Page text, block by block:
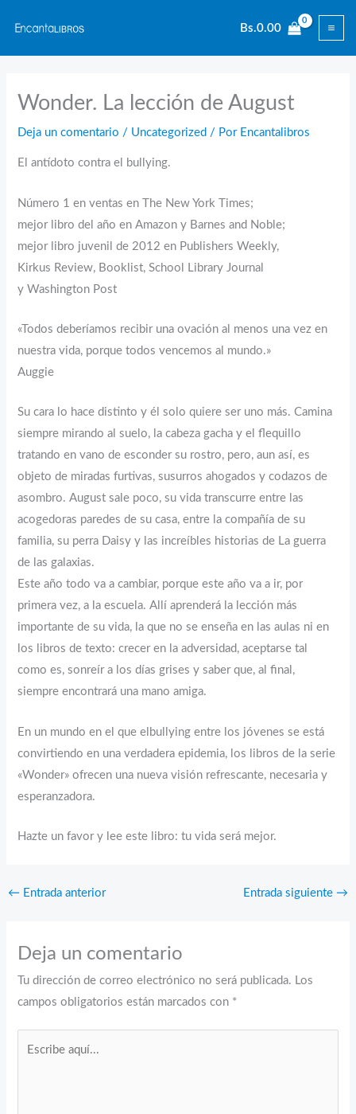
contenido
Bs.0.00
Wonder. La lección de August
Deja un comentario / Uncategorized / Por Encantalibros
El antídoto contra el bullying.
Número 1 en ventas en The New York Times;
mejor libro del año en Amazon y Barnes and Noble;
mejor libro juvenil de 2012 en Publishers Weekly,
Kirkus Review, Booklist, School Library Journal
y Washington Post
«Todos deberíamos recibir una ovación al menos una vez en
nuestra vida, porque todos vencemos al mundo.»
Auggie
Su cara lo hace distinto y él solo quiere ser uno más. Camina
siempre mirando al suelo, la cabeza gacha y el flequillo
tratando en vano de esconder su rostro, pero, aun así, es
objeto de miradas furtivas, susurros ahogados y codazos de
asombro. August sale poco, su vida transcurre entre las
acogedoras paredes de su casa, entre la compañía de su
familia, su perra Daisy y las increíbles historias de La guerra
de las galaxias.
Este año todo va a cambiar, porque este año va a ir, por
primera vez, a la escuela. Allí aprenderá la lección más
importante de su vida, la que no se enseña en las aulas ni en
los libros de texto: crecer en la adversidad, aceptarse tal
como es, sonreír a los días grises y saber que, al final,
siempre encontrará una mano amiga.
En un mundo en el que elbullying entre los jóvenes se está
convirtiendo en una verdadera epidemia, los libros de la serie
«Wonder» ofrecen una nueva visión refrescante, necesaria y
esperanzadora.
Hazte un favor y lee este libro: tu vida será mejor.
← Entrada anterior Entrada siguiente →
Deja un comentario
Tu dirección de correo electrónico no será publicada. Los
campos obligatorios están marcados con *